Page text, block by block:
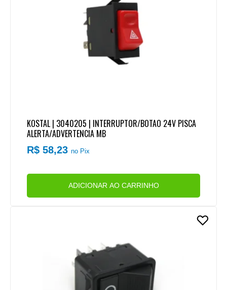
KOSTAL | 3040205 | INTERRUPTOR/BOTAO 24V PISCA
ALERTA/ADVERTENCIA MB
R$ 58,23no Pix
ADICIONAR AO CARRINHO